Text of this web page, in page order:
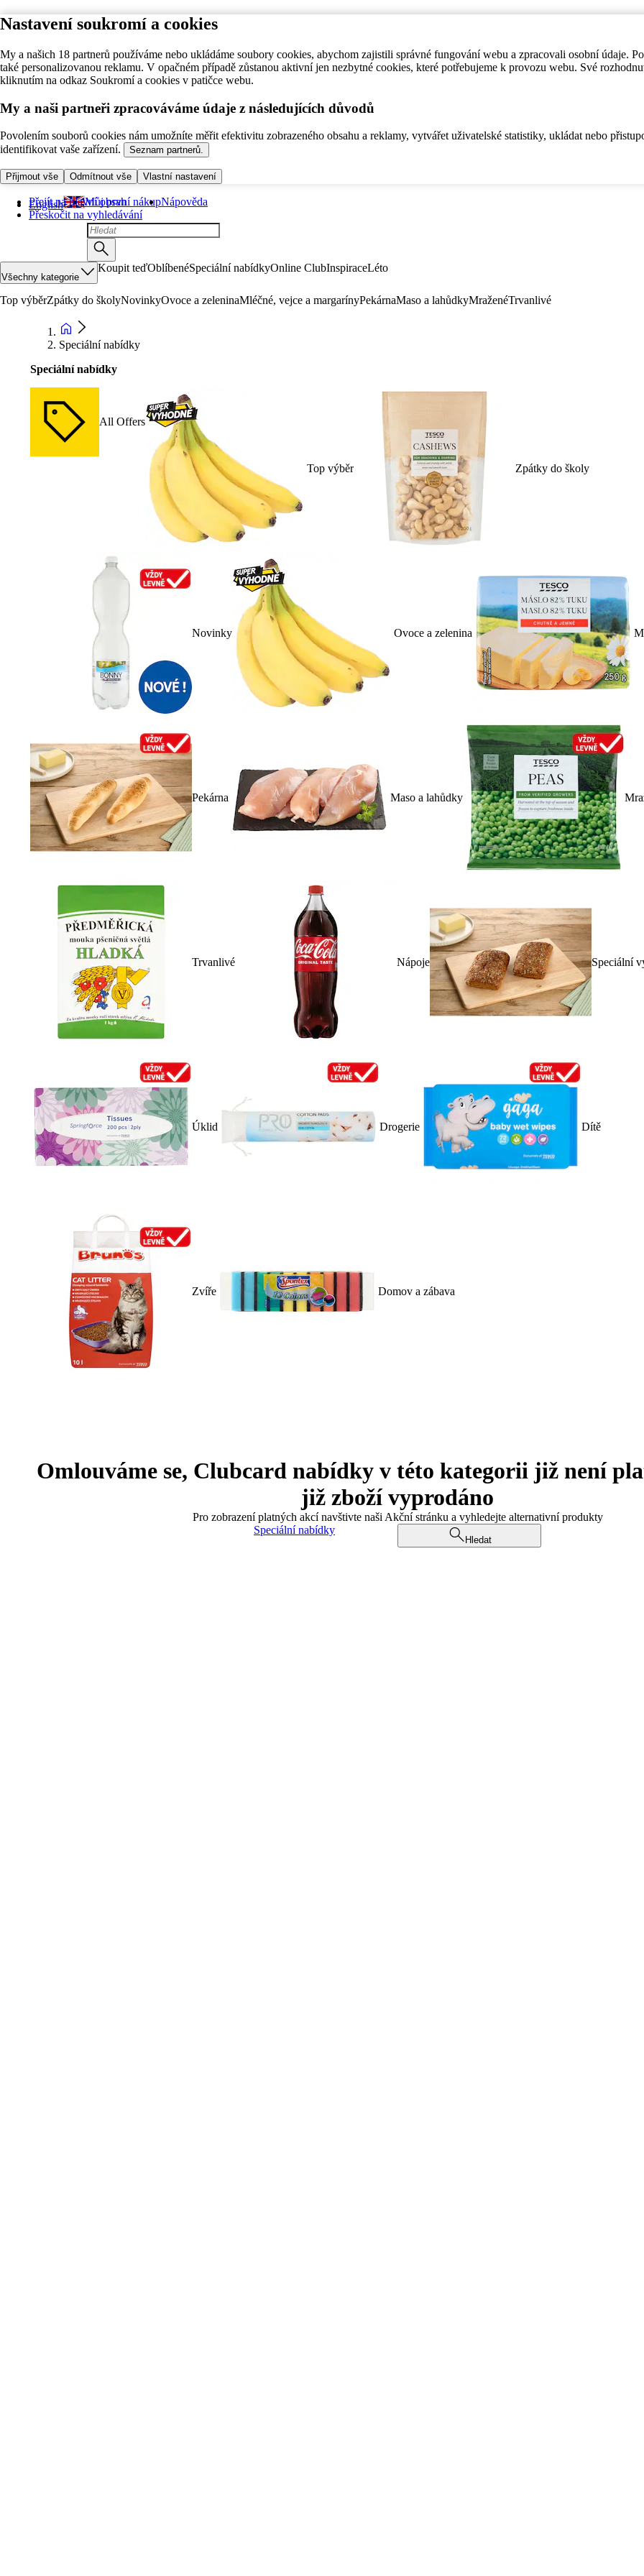
Nastavení soukromí a cookies
My a našich 18 partnerů používáme nebo ukládáme soubory cookies, abychom zajistili správné fungování webu a zpracovali osobní údaje.
také personalizovanou reklamu. V opačném případě zůstanou aktivní jen nezbytné cookies, které potřebujeme k provozu webu. Své
kliknutím na odkaz Soukromí a cookies v patičce webu.
My a naši partneři zpracováváme údaje z následujících důvodů
Povolením souborů cookies nám umožníte měřit efektivitu zobrazeného obsahu a reklamy, vytvářet uživatelské statistiky, ukládat nebo
identifikovat vaše zařízení.
Seznam partnerů.
Přijmout vše Odmítnout vše Vlastní nastavení
Přejít na hlavní obsah
Přeskočit na vyhledávání
English Můj první nákupNápověda
Všechny kategorie
Koupit teďOblíbenéSpeciální nabídkyOnline ClubInspiraceLéto
Top výběrZpátky do školyNovinkyOvoce a zeleninaMléčné, vejce a margarínyPekárnaMaso a lahůdkyMraženéTrvanlivé
Speciální nabídky
Speciální nabídky
All Offers
Top výběr Zpátky do školy
Novinky Ovoce a zelenina
Pekárna Maso a lahůdky
Trvanlivé Nápoje Speciální
Úklid Drogerie Dítě
Zvíře Domov a zábava
Omlouváme se, Clubcard nabídky v této kategorii již není
již zboží vyprodáno
Pro zobrazení platných akcí navštivte naši Akční stránku a vyhledejte alternativní produkty
Speciální nabídky
Hledat